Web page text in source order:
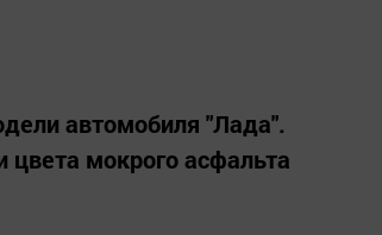
автомобиля "Лада".
мокрого асфальта